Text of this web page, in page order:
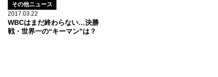
その他ニュース
2017.03.22
WBCはまだ終わらない…決勝
戦・世界一の“キーマン”は？